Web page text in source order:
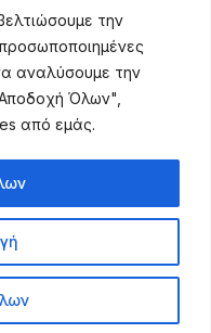
την
αναλύσουμε την
Όλων",
από εμάς.